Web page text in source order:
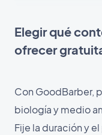
Elegir qué
ofrecer
Con GoodBarber,
biología y medio
Fije la duración y